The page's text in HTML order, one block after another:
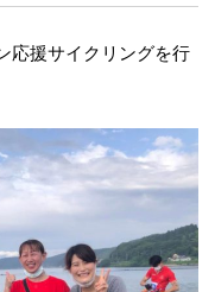
応援サイクリングを行